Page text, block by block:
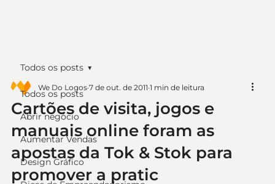
Todos os posts
Abrir negócio
Aumentar Vendas
Design Gráfico
Todos os posts
Cartões de visita, jogos e
manuais online foram as
apostas da Tok & Stok para
promover a pratic
We Do Logos 7 de out. de 2011 1 min de leitura